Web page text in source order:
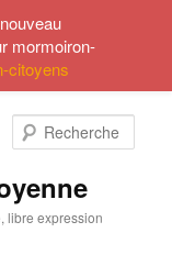
libre expression
mormoiron-
citoyens